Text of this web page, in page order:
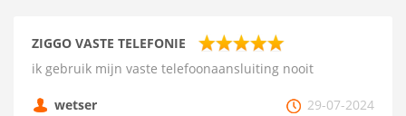
ZIGGO VASTE TELEFONIE
ik gebruik mijn vaste telefoonaansluiting nooit
wetser 29-07-2024